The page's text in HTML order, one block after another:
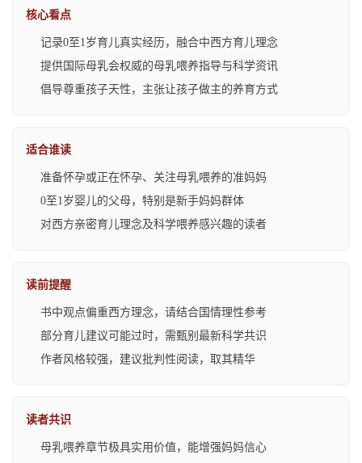
核心看点
记录0至1岁育儿真实经历，融合中西方育儿理念
提供国际母乳会权威的母乳喂养指导与科学资讯
倡导尊重孩子天性，主张让孩子做主的养育方式
适合谁读
准备怀孕或正在怀孕、关注母乳喂养的准妈妈
0至1岁婴儿的父母，特别是新手妈妈群体
对西方亲密育儿理念及科学喂养感兴趣的读者
读前提醒
书中观点偏重西方理念，请结合国情理性参考
部分育儿建议可能过时，需甄别最新科学共识
作者风格较强，建议批判性阅读，取其精华
读者共识
母乳喂养章节极具实用价值，能增强妈妈信心